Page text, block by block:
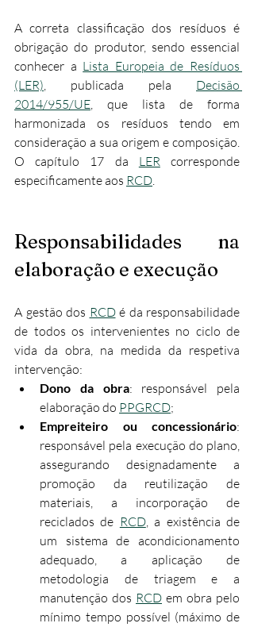
A correta classificação dos resíduos é
obrigação do produtor, sendo essencial
conhecer a Lista Europeia de Resíduos
(LER), publicada pela Decisão
2014/955/UE, que lista de forma
harmonizada os resíduos tendo em
consideração a sua origem e composição.
O capítulo 17 da LER corresponde
especificamente aos RCD.​
Responsabilidades na
elaboração e execução
A gestão dos RCD é da responsabilidade
de todos os intervenientes no ciclo de
vida da obra, na medida da respetiva
intervenção:​
Dono da obra: responsável pela
elaboração do PPGRCD;
Empreiteiro ou concessionário:
responsável pela execução do plano,
assegurando designadamente a
promoção da reutilização de
materiais, a incorporação de
reciclados de RCD, a existência de
um sistema de acondicionamento
adequado, a aplicação de
metodologia de triagem e a
manutenção dos RCD em obra pelo
mínimo tempo possível (máximo de